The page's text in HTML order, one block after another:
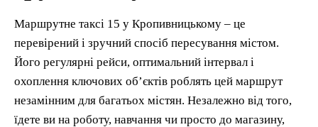
Маршрутне таксі 15 у Кропивницькому – це
перевірений і зручний спосіб пересування містом.
Його регулярні рейси, оптимальний інтервал і
охоплення ключових об’єктів роблять цей маршрут
незамінним для багатьох містян. Незалежно від того,
їдете ви на роботу, навчання чи просто до магазину,